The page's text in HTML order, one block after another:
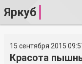
Яркуб
15 сентября 2015
Красота